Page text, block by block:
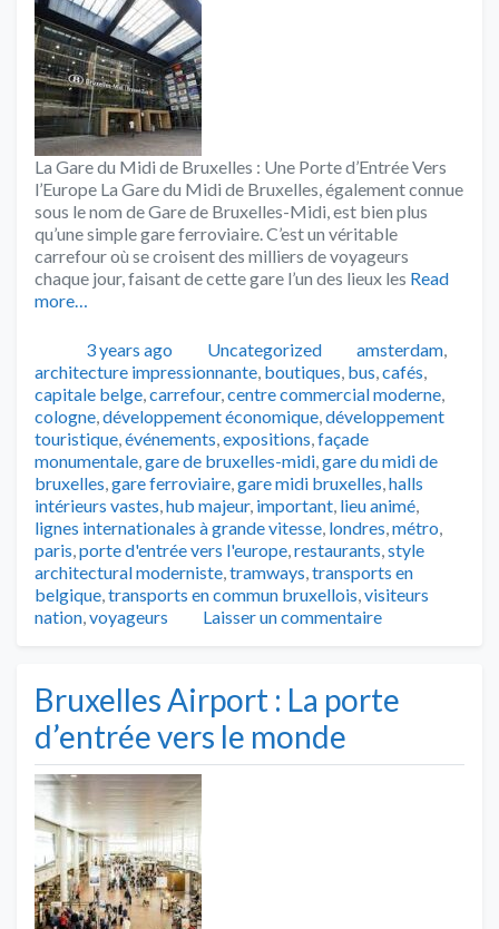
La Gare du Midi de Bruxelles : Une Porte d’Entrée Vers
l’Europe La Gare du Midi de Bruxelles, également connue
sous le nom de Gare de Bruxelles-Midi, est bien plus
qu’une simple gare ferroviaire. C’est un véritable
carrefour où se croisent des milliers de voyageurs
chaque jour, faisant de cette gare l’un des lieux les Read
more…
Publié3 years ago Catégories
Uncategorized Tags
amsterdam,
architecture impressionnante, boutiques, bus,cafés,
capitale belge,carrefour,centre commercial moderne,
cologne,développement économique,développement
touristique,événements,expositions,façade
monumentale,gare de bruxelles-midi,gare du midi de
bruxelles,gare ferroviaire,gare midi bruxelles,halls
intérieurs vastes,hub majeur, important, lieu animé,
lignes internationales à grande vitesse, londres,métro,
paris,porte d'entrée vers l'europe,restaurants,style
architectural moderniste,tramways,transports en
belgique,transports en commun bruxellois,visiteurs
nation,voyageurs Laisser un commentaire
Bruxelles Airport : La porte
d’entrée vers le monde